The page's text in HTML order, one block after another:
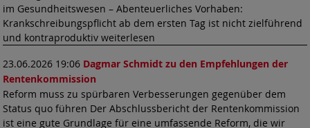
im Gesundheitswesen – Abenteuerliches Vorhaben:
Krankschreibungspflicht ab dem ersten Tag ist nicht zielführend
und kontraproduktiv weiterlesen
23.06.2026 19:06 Dagmar Schmidt zu den Empfehlungen der
Rentenkommission
Reform muss zu spürbaren Verbesserungen gegenüber dem
Status quo führen Der Abschlussbericht der Rentenkommission
ist eine gute Grundlage für eine umfassende Reform, die wir